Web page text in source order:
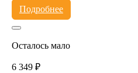
Подробнее
Осталось мало
6 349 ₽